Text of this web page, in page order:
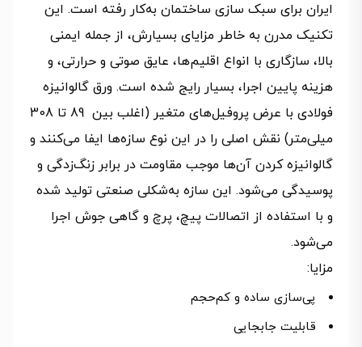
ایران برای سبک سازی ساختمان به‌کار رفته است. این
تکنیک مدرن به خاطر مزایای بسیارش، از جمله ایمنی
بالا، سازگاری با انواع اقلیم‌ها، عایق صوتی و حرارتی، و
هزینه پایین اجرا، بسیار رایج شده است. ورق‌ گالوانیزه
فولادی با عرض پروفیل‌های متغیر (اغلب بین 89 تا 308
میلی‌متر) نقش اصلی را در این نوع سازه‌ها ایفا می‌کنند و
گالوانیزه کردن آن‌ها موجب مقاومت در برابر زنگ‌زدگی و
پوسیدگی می‌شود. این سازه به‌شکلی صنعتی تولید شده
و با استفاده از اتصالات پیچ، پرچ و گاهی جوش اجرا
می‌شود.
مزایا:
پی‌سازی ساده و کم‌حجم
قابلیت جابجایی